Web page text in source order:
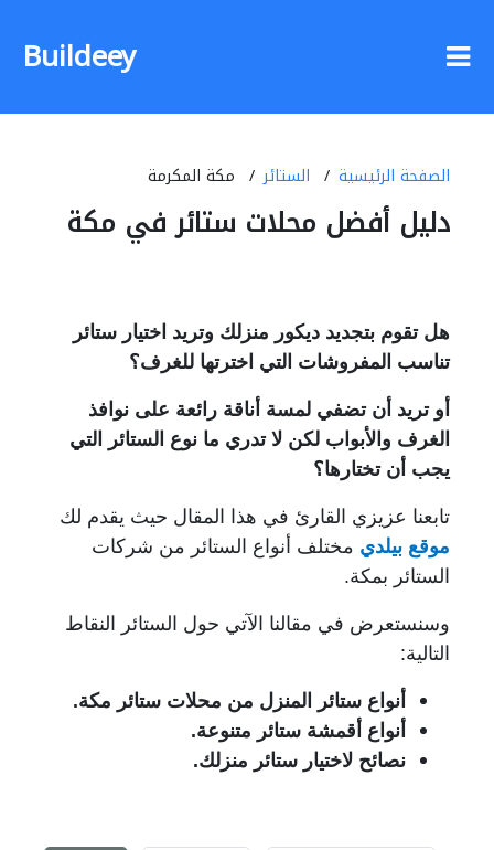
Buildeey
الصفحة الرئيسية الستائر مكة المكرمة
دليل أفضل محلات ستائر في مكة
هل تقوم بتجديد ديكور منزلك وتريد اختيار ستائر
تناسب المفروشات التي اخترتها للغرف؟
أو تريد أن تضفي لمسة أناقة رائعة على نوافذ
الغرف والأبواب لكن لا تدري ما نوع الستائر التي
يجب أن تختارها؟
تابعنا عزيزي القارئ في هذا المقال حيث يقدم لك
موقع بيلدي مختلف أنواع الستائر من شركات
الستائر بمكة.
وسنستعرض في مقالنا الآتي حول الستائر النقاط
التالية:
أنواع ستائر المنزل من محلات ستائر مكة.
أنواع أقمشة ستائر متنوعة.
نصائح لاختيار ستائر منزلك.